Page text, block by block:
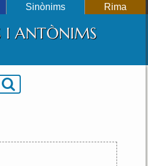
Sinònims Rima
I ANTÒNIMS